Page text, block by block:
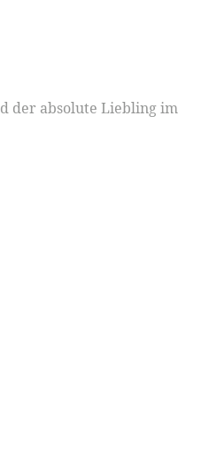
der absolute Liebling im